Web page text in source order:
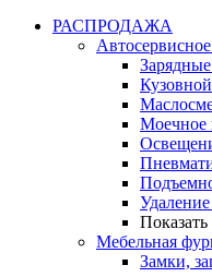
РАСПРОДАЖА
Моечное
Показать
Мебельная
Замки,